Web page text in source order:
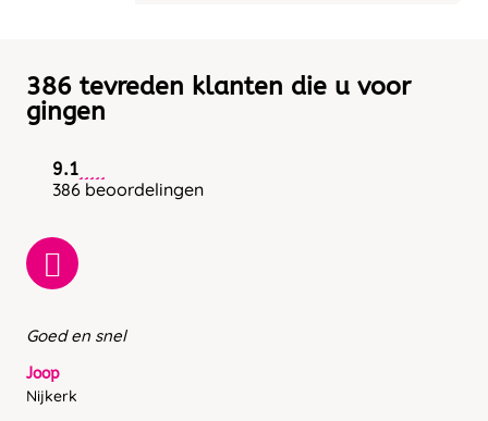
386 tevreden klanten die u voor
gingen
9.1
386 beoordelingen
Goed en snel
Joop
Nijkerk